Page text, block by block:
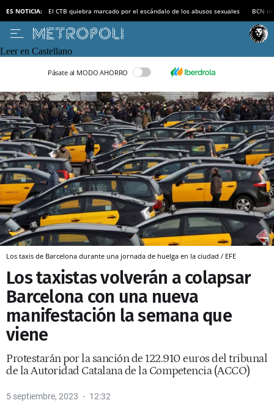
ES NOTICIA: El CTB quiebra marcado por el escándalo de los abusos sexuales BCN
Leer en Castellano
Pásate al MODO AHORRO
Los taxis de Barcelona durante una jornada de huelga en la ciudad / EFE
Los taxistas volverán a colapsar
Barcelona con una nueva
manifestación la semana que
viene
Protestarán por la sanción de 122.910 euros del tribunal
de la Autoridad Catalana de la Competencia (ACCO)
5 septiembre, 2023 12:32